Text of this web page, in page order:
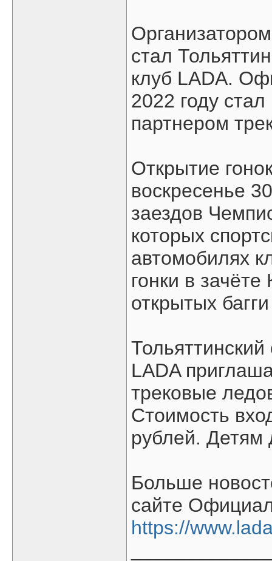
стал
клуб LADA.
2022 году
партнером
Открытие
воскресенье
заездов
которых
автомобилях
гонки в
открытых
LADA
трековые
Стоимость
рублей. Детям
Больше
сайте
https://